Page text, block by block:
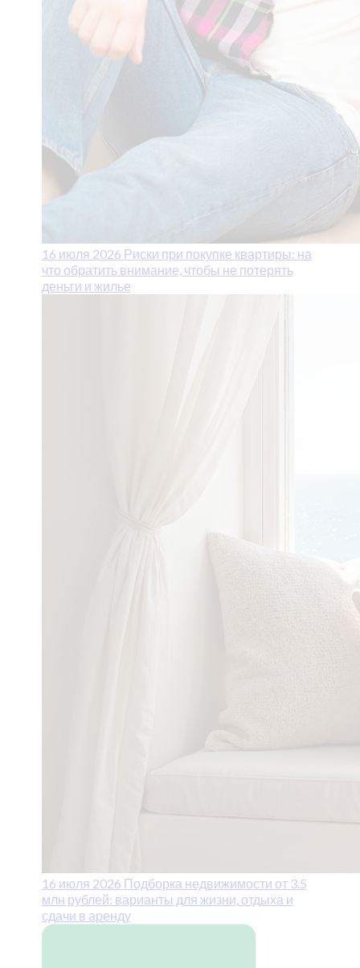
16 июля 2026 Риски при покупке квартиры: на
что обратить внимание, чтобы не потерять
деньги и жилье
16 июля 2026 Подборка недвижимости от 3.5
млн рублей: варианты для жизни, отдыха и
сдачи в аренду